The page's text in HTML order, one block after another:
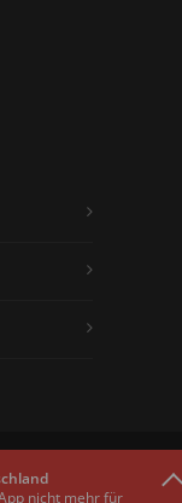
nicht mehr für